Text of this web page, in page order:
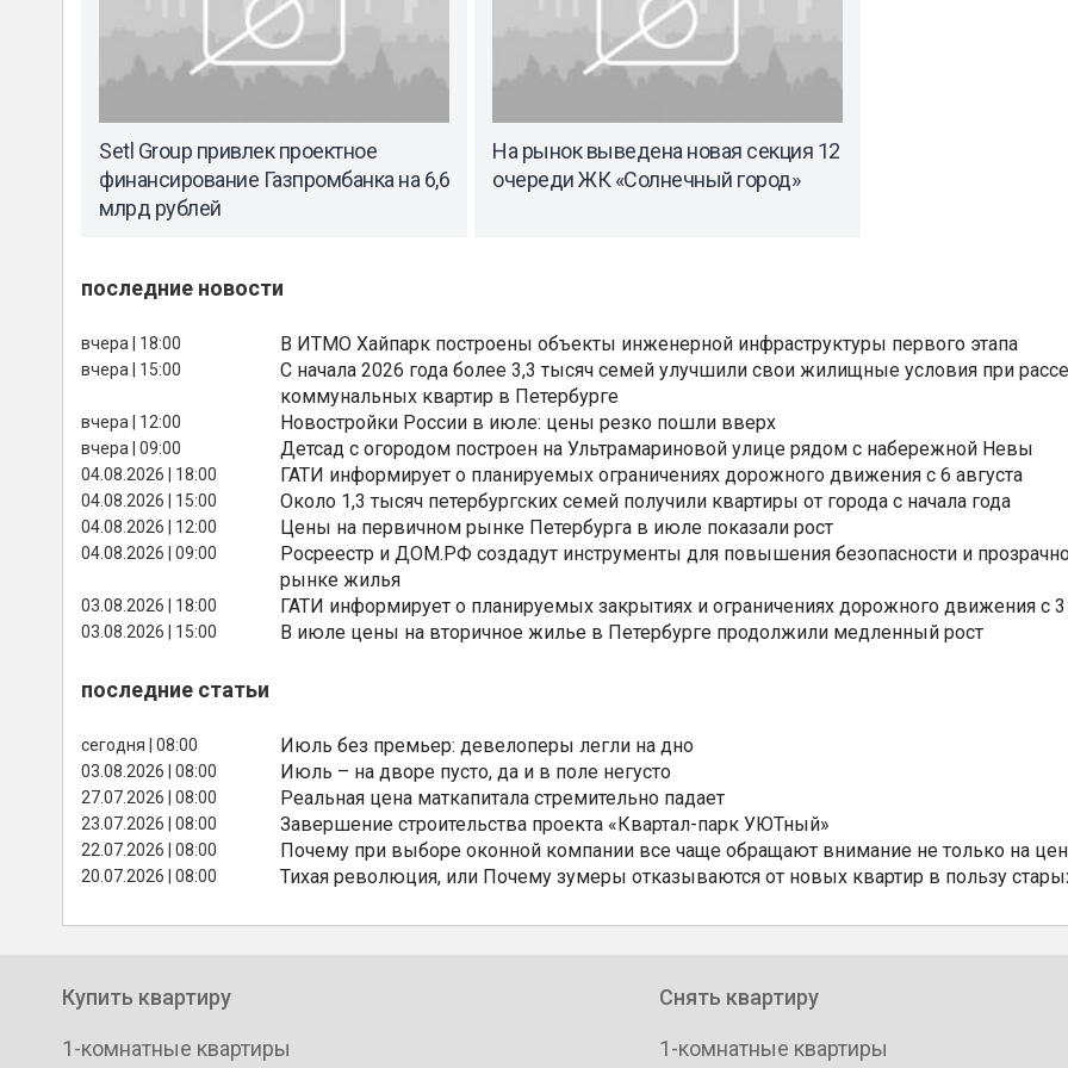
Setl Group привлек проектное
финансирование Газпромбанка на 6,6
млрд рублей
На рынок выведена новая секция 12
очереди ЖК «Солнечный город»
последние новости
вчера | 18:00 В ИТМО Хайпарк построены объекты инженерной инфраструктуры первого этапа
вчера | 15:00
С начала 2026 года более 3,3 тысяч семей улучшили свои жилищные условия при
коммунальных квартир в Петербурге
вчера | 12:00 Новостройки России в июле: цены резко пошли вверх
вчера | 09:00 Детсад с огородом построен на Ультрамариновой улице рядом с набережной Невы
04.08.2026 | 18:00 ГАТИ информирует о планируемых ограничениях дорожного движения с 6 августа
04.08.2026 | 15:00 Около 1,3 тысяч петербургских семей получили квартиры от города с начала года
04.08.2026 | 12:00 Цены на первичном рынке Петербурга в июле показали рост
04.08.2026 | 09:00
Росреестр и ДОМ.РФ создадут инструменты для повышения безопасности и
рынке жилья
03.08.2026 | 18:00 ГАТИ информирует о планируемых закрытиях и ограничениях дорожного движения с 3
03.08.2026 | 15:00 В июле цены на вторичное жилье в Петербурге продолжили медленный рост
последние статьи
сегодня | 08:00 Июль без премьер: девелоперы легли на дно
03.08.2026 | 08:00 Июль – на дворе пусто, да и в поле негусто
27.07.2026 | 08:00 Реальная цена маткапитала стремительно падает
23.07.2026 | 08:00 Завершение строительства проекта «Квартал-парк УЮТный»
22.07.2026 | 08:00 Почему при выборе оконной компании все чаще обращают внимание не только на
20.07.2026 | 08:00 Тихая революция, или Почему зумеры отказываются от новых квартир в пользу
Купить квартиру
1-комнатные квартиры
Снять квартиру
1-комнатные квартиры